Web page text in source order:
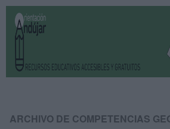
ARCHIVO DE COMPETENCIAS